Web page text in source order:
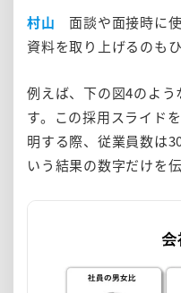
村山
面談や面接時に
資料を取り上げるのもひ
例えば、下の図4のよ
す。この採用スライド
明する際、従業員数は
いう結果の数字だけを